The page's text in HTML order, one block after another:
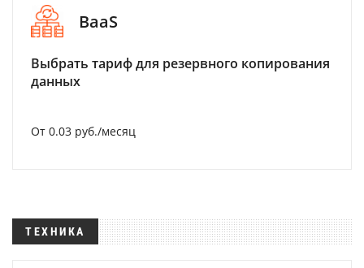
BaaS
Выбрать тариф для резервного копирования
данных
От 0.03 руб./месяц
ТЕХНИКА